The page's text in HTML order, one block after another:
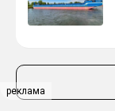
реклама